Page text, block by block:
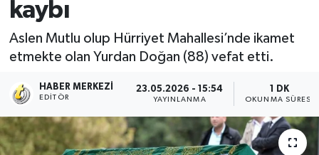
kaybı
Aslen Mutlu olup Hürriyet Mahallesi’nde ikamet
etmekte olan Yurdan Doğan (88) vefat etti.
HABER MERKEZI
EDITÖR
23.05.2026 - 15:54
YAYINLANMA
1 DK
OKUNMA SÜRESI
Vefat Edenler